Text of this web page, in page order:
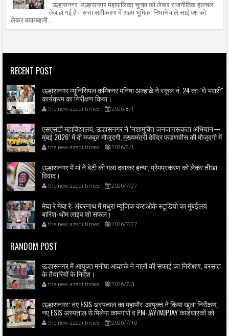
उल्हासनगर: उल्हासनगर महापालिका चुनाव को लेकर राजनीतिक हलचल
तेज हो गई है। सत्ता समीकरण में अहम भूमिका निभाने वाले साई पक्ष को
लेकर बयानबाजी...
RECENT POST
उल्हासनगर म्यूनिसिपल कमिश्नर मनिषा आव्हाळे ने स्कूल नं. 24 का "घे भरारी"
कार्यक्रम का निरीक्षण किया।
the new azadi times 2026/8/1
एसएसटी महाविद्यालय, उल्हासनगर ने ‘नशामुक्ति जनजागरूकता अभियान—
मुंबई 2026’ में दी मजबूत मौजूदगी, मुख्यमंत्री देवेंद्र फडणवीस की मौजूदगी में
मुंबई के एनएससीआई डोम में आयोजित शपथ ग्रहण समारोह का लाइव
प्रसारण उल्हासनगर में भी दिखाया गया; छात्रों ने प्रत्यक्ष व ऑनलाइन
हिस्सेदारी कर समाज में नशामुक्ति का संदेश फैलाया।
the new azadi times 2026/8/1
उल्हासनगर में मां ने बेटी की गला दबाकर हत्या, प्रेमप्रकरण को लेकर तीखा
विवाद।
the new azadi times 2026/7/27
मेघा रे मेघा रे: अंबरनाथ में मधुरा म्यूजिक कराओके स्टूडियो का मुंबईलय
बारिश-थीम लाइव शो सफल।
the new azadi times 2026/7/27
RANDOM POST
उल्हासनगर में आयुक्त मनीषा आव्हाळे ने नालों की सफाई का निरीक्षण, बरसात
के तैयारियों के निर्देश।
the new azadi times 2026/7/3
उल्हासनगर: नए ESIS अस्पताल का महापौर-आयुक्त ने किया खुला निरीक्षण,
नए ESIS अस्पताल से मिलेगा कामगारों व PM-JAY/MJPJAY कार्डधारकों को
आधुनिक स्वास्थ्य सेवा।
the new azadi times 2026/7/10